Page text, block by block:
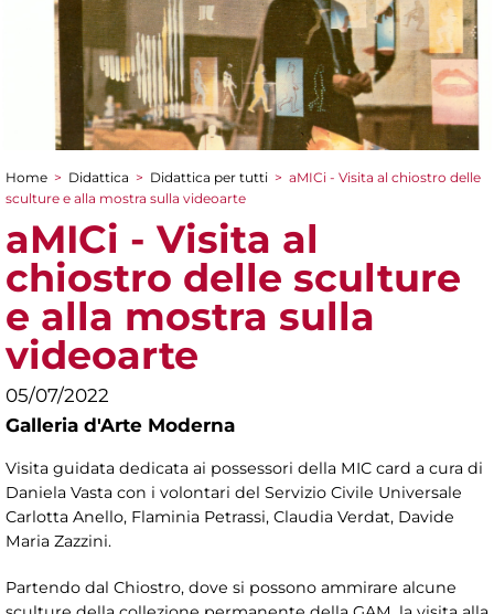
Tu sei qui
Home > Didattica > Didattica per tutti > aMICi - Visita al chiostro delle
sculture e alla mostra sulla videoarte
aMICi - Visita al
chiostro delle sculture
e alla mostra sulla
videoarte
05/07/2022
Galleria d'Arte Moderna
Visita guidata dedicata ai possessori della MIC card a cura di
Daniela Vasta con i volontari del Servizio Civile Universale
Carlotta Anello, Flaminia Petrassi, Claudia Verdat, Davide
Maria Zazzini.
Partendo dal Chiostro, dove si possono ammirare alcune